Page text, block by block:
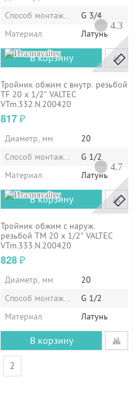
Способ монтажа/установки
G 3/4
Материал
Латунь
В корзину
valtec
4.3
Тройник обжим с внутр. резьбой
TF 20 х 1/2" VALTEC
VTm.332.N.200420
817₽
Диаметр, мм
20
Способ монтажа/установки
G 1/2
Материал
Латунь
В корзину
valtec
4.7
Тройник обжим с наруж.
резьбой TM 20 х 1/2" VALTEC
VTm.333.N.200420
828₽
Диаметр, мм
20
Способ монтажа/установки
G 1/2
Материал
Латунь
В корзину
2